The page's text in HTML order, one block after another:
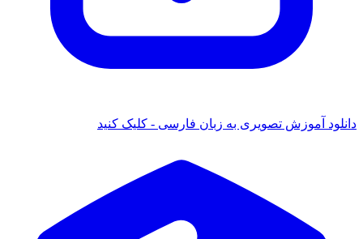
دانلود آموزش تصویری به زبان فارسی - کلیک کنید